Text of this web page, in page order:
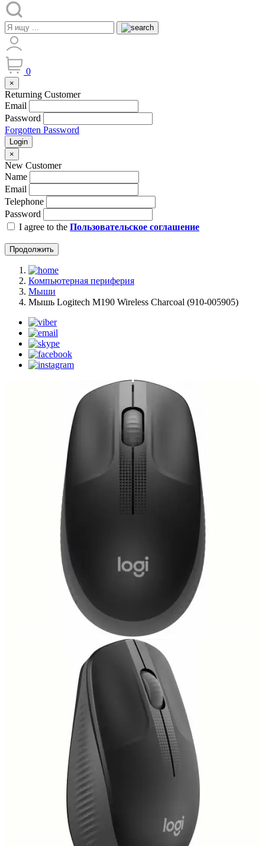
0
×
Returning Customer
Email
Password
Forgotten Password
Login
×
New Customer
Name
Email
Telephone
Password
I agree to the Пользовательское соглашение
Продолжить
Компьютерная периферия
Мыши
Мышь Logitech M190 Wireless Charcoal (910-005905)